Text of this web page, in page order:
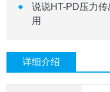
说说HT-PD压力
用
详细介绍